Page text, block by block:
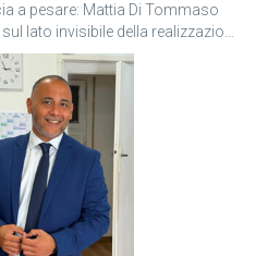
a pesare: Mattia Di Tommaso
lato invisibile della realizzazione